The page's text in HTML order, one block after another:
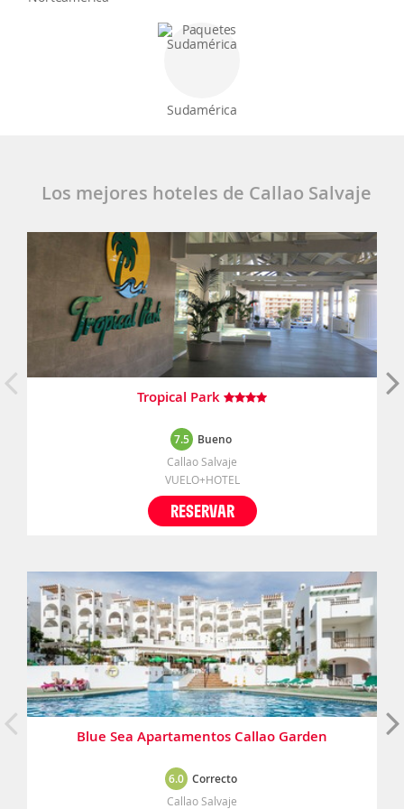
Sudamérica
Los mejores hoteles de Callao Salvaje
Tropical Park
7.5 Bueno
Callao Salvaje
VUELO+HOTEL
RESERVAR
Blue Sea Apartamentos Callao Garden
6.0 Correcto
Callao Salvaje